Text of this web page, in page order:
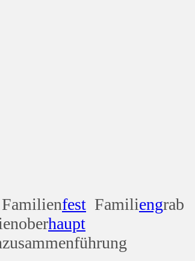
fest Familiengrab
haupt